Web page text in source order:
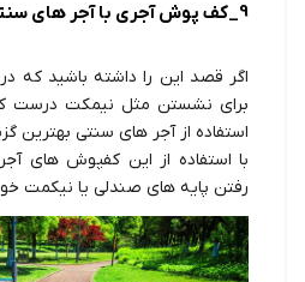
9_کف پوش آجری با آجر های سنتی
اگر قصد این را داشته باشید که
برای نشستن مثل نیمکت درست
استفاده از آجر های سنتی بهترین
با استفاده از این کفپوش های
رفتن پایه های صندلی یا نیکمت